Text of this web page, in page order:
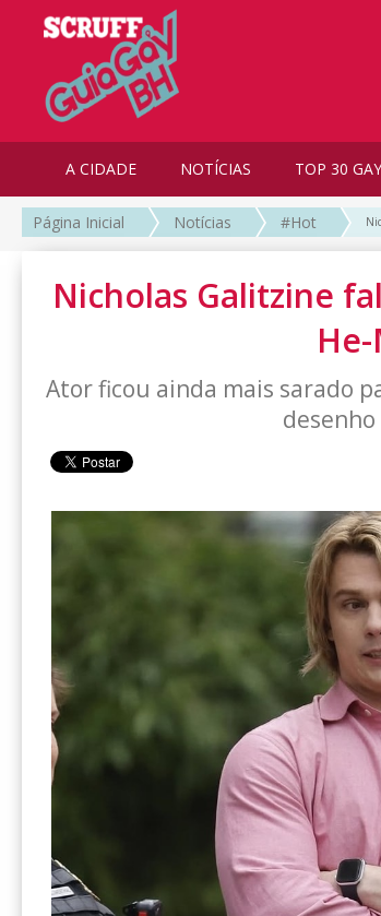
A CIDADE NOTÍCIAS TOP 30
Página Inicial Notícias #Hot
Nicholas Galitzine
Ator ficou ainda mais sarado